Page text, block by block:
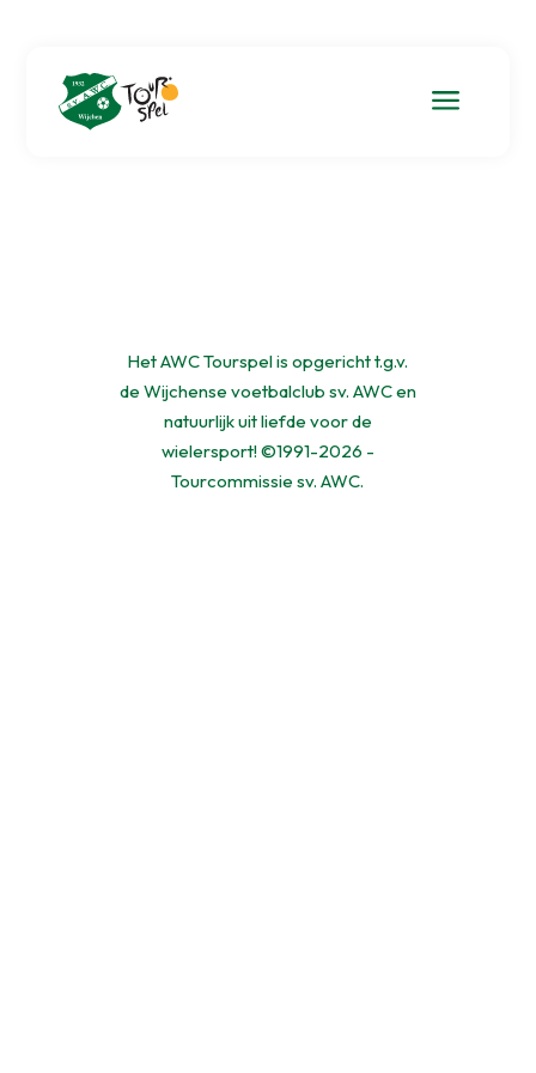
a
Het AWC Tourspel is opgericht t.g.v.
de Wijchense voetbalclub sv. AWC en
natuurlijk uit liefde voor de
wielersport! ©1991-2026 -
Tourcommissie sv. AWC.